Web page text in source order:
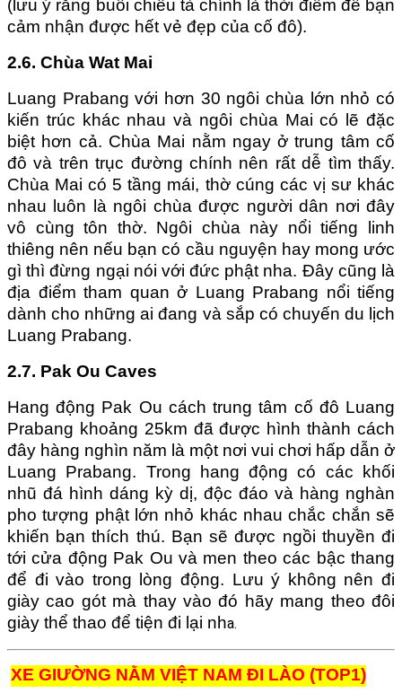
(lưu ý rằng buổi chiều tà chính là thời điểm để bạn
cảm nhận được hết vẻ đẹp của cố đô).
2.6. Chùa Wat Mai
Luang Prabang với hơn 30 ngôi chùa lớn nhỏ có
kiến trúc khác nhau và ngôi chùa Mai có lẽ đặc
biệt hơn cả. Chùa Mai nằm ngay ở trung tâm cố
đô và trên trục đường chính nên rất dễ tìm thấy.
Chùa Mai có 5 tầng mái, thờ cúng các vị sư khác
nhau luôn là ngôi chùa được người dân nơi đây
vô cùng tôn thờ. Ngôi chùa này nổi tiếng linh
thiêng nên nếu bạn có cầu nguyện hay mong ước
gì thì đừng ngại nói với đức phật nha. Đây cũng là
địa điểm tham quan ở Luang Prabang nổi tiếng
dành cho những ai đang và sắp có chuyến du lịch
Luang Prabang.
2.7. Pak Ou Caves
Hang động Pak Ou cách trung tâm cố đô Luang
Prabang khoảng 25km đã được hình thành cách
đây hàng nghìn năm là một nơi vui chơi hấp dẫn ở
Luang Prabang. Trong hang động có các khối
nhũ đá hình dáng kỳ dị, độc đáo và hàng nghàn
pho tượng phật lớn nhỏ khác nhau chắc chắn sẽ
khiến bạn thích thú. Bạn sẽ được ngồi thuyền đi
tới cửa động Pak Ou và men theo các bậc thang
để đi vào trong lòng động. Lưu ý không nên đi
giày cao gót mà thay vào đó hãy mang theo đôi
giày thể thao để tiện đi lại nha.
XE GIƯỜNG NẰM VIỆT NAM ĐI LÀO (TOP1)